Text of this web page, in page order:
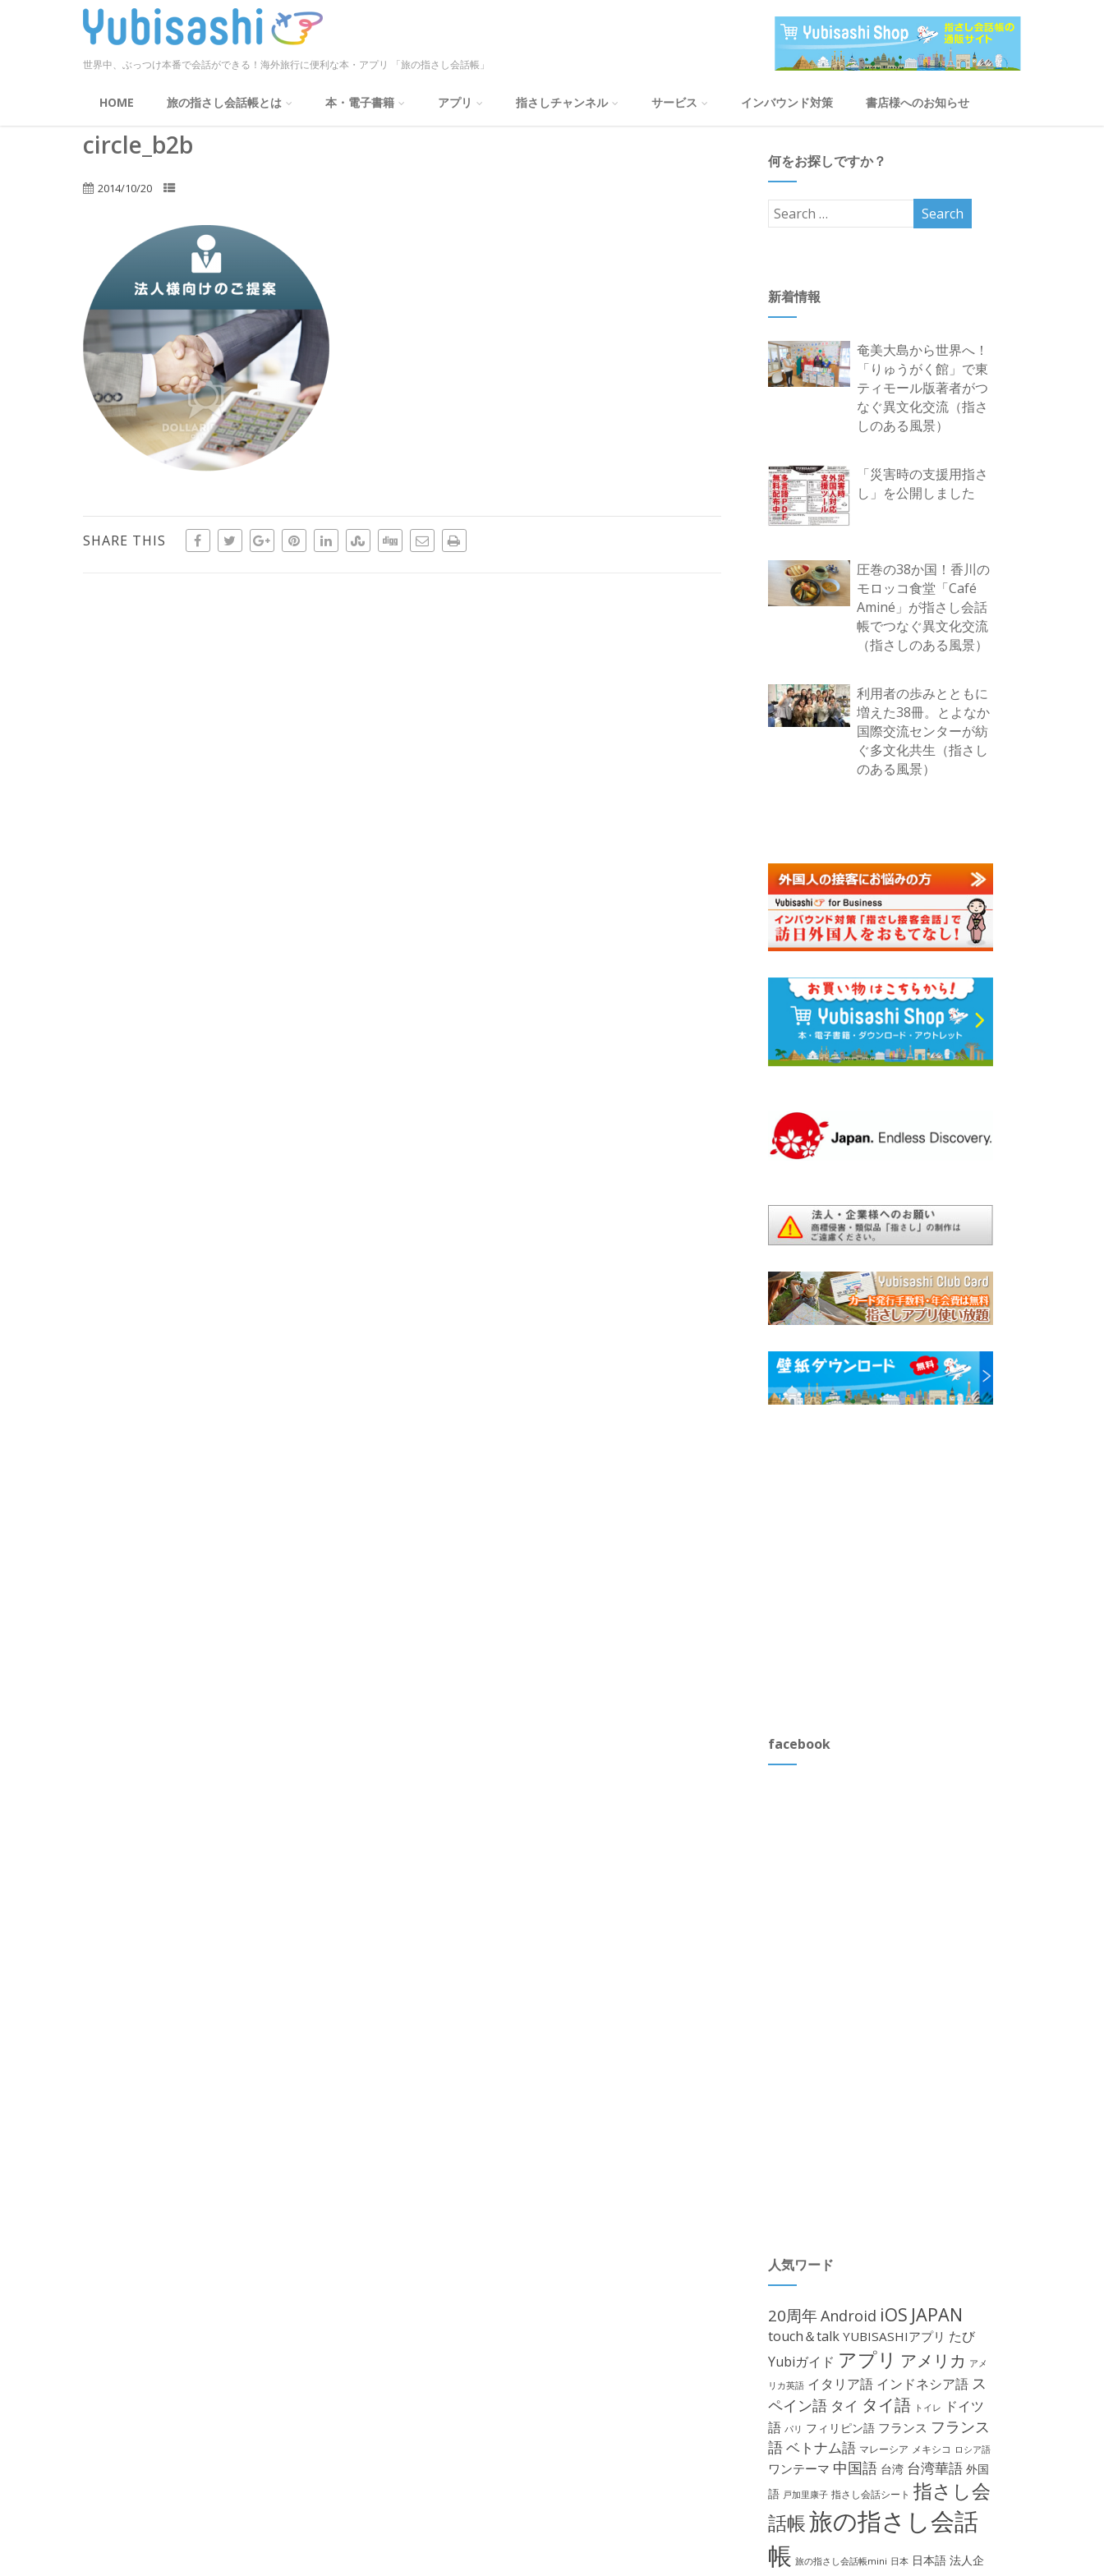
世界中、ぶっつけ本番で会話ができる！海外旅行に便利な本・アプリ 「旅の指さし会話帳」
HOME 旅の指さし会話帳とは 本・電子書籍 アプリ 指さしチャンネル サービス インバウンド対策 書店様へのお知らせ
circle_b2b
2014/10/20
SHARE THIS
何をお探しですか？
新着情報
奄美大島から世界へ！
「りゅうがく館」で東
ティモール版著者がつ
なぐ異文化交流（指さ
しのある風景）
「災害時の支援用指さ
し」を公開しました
圧巻の38か国！香川の
モロッコ食堂「Café
Aminé」が指さし会話
帳でつなぐ異文化交流
（指さしのある風景）
利用者の歩みとともに
増えた38冊。とよなか
国際交流センターが紡
ぐ多文化共生（指さし
のある風景）
facebook
人気ワード
20周年Android iOS JAPAN
touch＆talk YUBISASHIアプリ たび
Yubiガイド アプリ アメリカ アメ
リカ英語 イタリア語 インドネシア語 ス
ペイン語 タイ タイ語 トイレ
ドイツ
語 パリ フィリピン語 フランス フランス
語ベトナム語 マレーシア メキシコ ロシア語
ワンテーマ 中国語 台湾 台湾華語 外国
語 戸加里康子 指さし会話シート 指さし会
話帳旅の指さし会話
帳 旅の指さし会話帳mini 日本 日本語 法人企